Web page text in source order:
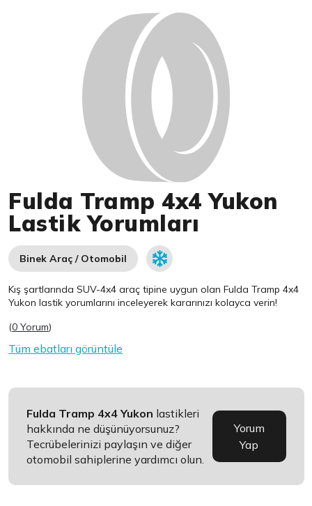
Fulda Tramp 4x4 Yukon
Lastik Yorumları
Binek Araç / Otomobil
Kış şartlarında SUV-4x4 araç tipine uygun olanFulda Tramp 4x4
Yukon lastik yorumlarını inceleyerek kararınızı kolayca verin!
(0 Yorum)
Tüm ebatları görüntüle
Fulda Tramp 4x4 Yukon lastikleri
hakkında ne düşünüyorsunuz?
Tecrübelerinizi paylaşın ve diğer
otomobil sahiplerine yardımcı olun.
Yorum
Yap